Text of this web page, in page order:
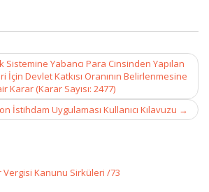
Sistemine Yabancı Para Cinsinden Yapılan
İçin Devlet Katkısı Oranının Belirlenmesine
Karar (Karar Sayısı: 2477)
İstihdam Uygulaması Kullanıcı Kılavuzu →
Vergisi Kanunu Sirküleri /73